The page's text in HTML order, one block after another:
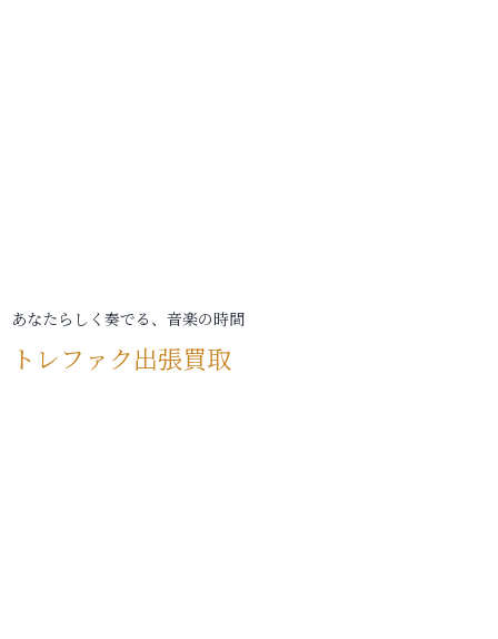
あなたらしく奏でる、音楽の時間
トレファク出張買取